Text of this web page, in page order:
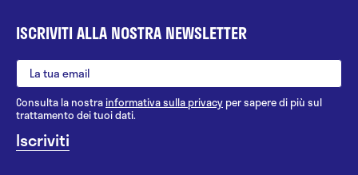
ISCRIVITI ALLA NOSTRA NEWSLETTER
Consulta la nostrainformativa sulla privacy per sapere di più sul
trattamento dei tuoi dati.